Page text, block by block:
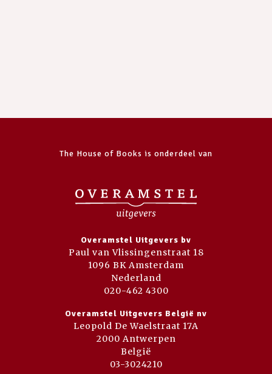
The House of Books is onderdeel van
Overamstel Uitgevers bv
Paul van Vlissingenstraat 18
1096 BK Amsterdam
Nederland
020-462 4300
Overamstel Uitgevers België nv
Leopold De Waelstraat 17A
2000 Antwerpen
België
03-3024210